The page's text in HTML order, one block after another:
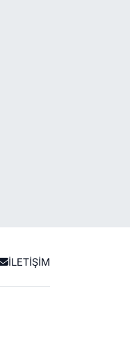
İLETİŞİM